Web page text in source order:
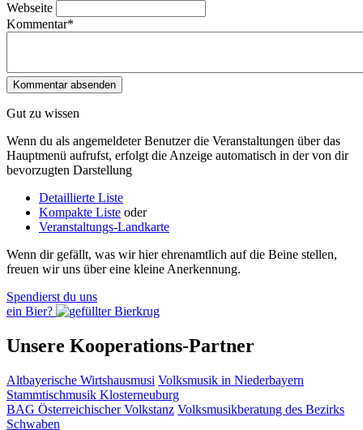
Webseite
Kommentar*
Gut zu wissen
Wenn du als angemeldeter Benutzer die Veranstaltungen über das
Hauptmenü aufrufst, erfolgt die Anzeige automatisch in der von dir
bevorzugten Darstellung
Detaillierte Liste
Kompakte Liste oder
Veranstaltungs-Landkarte
Wenn dir gefällt, was wir hier ehrenamtlich auf die Beine stellen,
freuen wir uns über eine kleine Anerkennung.
Spendierst du uns
ein Bier?
Unsere Kooperations-Partner
Altbayerische Wirtshausmusi Volksmusik in Niederbayern
Stammtischmusik Klosterneuburg
BAG Österreichischer Volkstanz Volksmusikberatung des Bezirks
Schwaben